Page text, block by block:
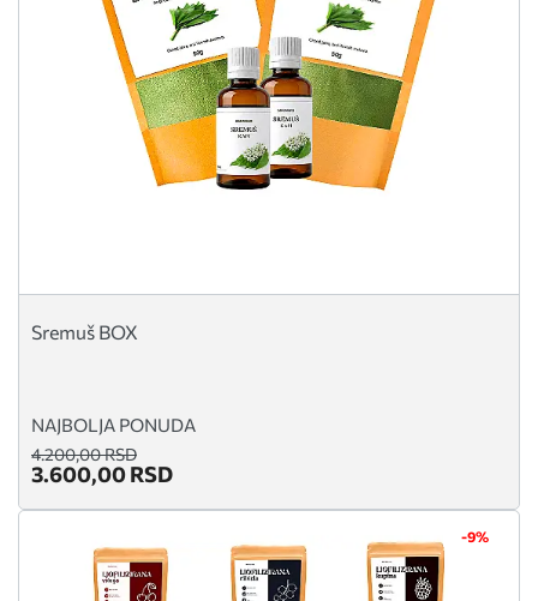
Sremuš BOX
NAJBOLJA PONUDA
4.200,00 RSD
3.600,00 RSD
-9%